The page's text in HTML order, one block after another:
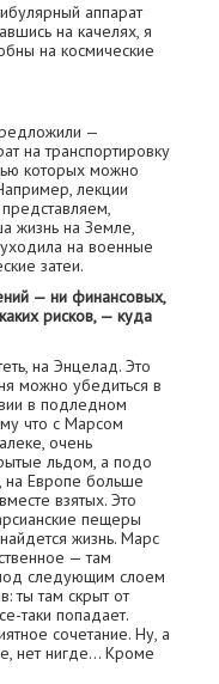
аппарат
на качелях, я
на космические
—
на транспортировку
которых можно
лекции
жизнь на Земле,
на военные
затеи.
— ни финансовых,
рисков, — куда
на Энцелад. Это
можно убедиться в
в подледном
что с Марсом
очень
льдом, а подо
на Европе больше
взятых. Это
пещеры
жизнь. Марс
— там
следующим слоем
ты там скрыт от
таки попадает.
сочетание. Ну, а
нет нигде… Кроме